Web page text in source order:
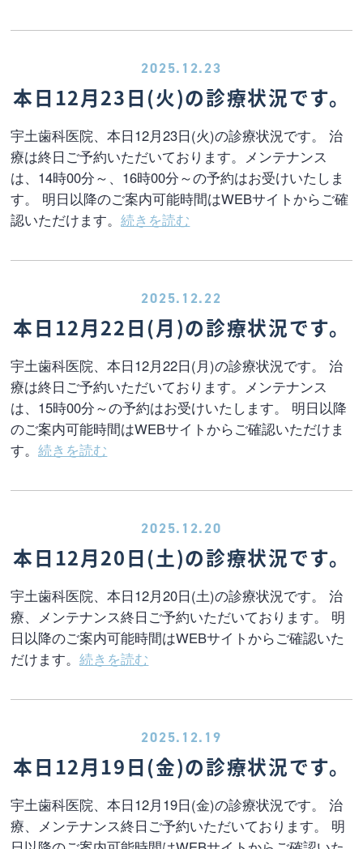
2025.12.23
本日12月23日(火)の診療状況です。
宇土歯科医院、本日12月23日(火)の診療状況です。 治
療は終日ご予約いただいております。メンテナンス
は、14時00分～、16時00分～の予約はお受けいたしま
す。 明日以降のご案内可能時間はWEBサイトからご確
認いただけます。続きを読む
2025.12.22
本日12月22日(月)の診療状況です。
宇土歯科医院、本日12月22日(月)の診療状況です。 治
療は終日ご予約いただいております。メンテナンス
は、15時00分～の予約はお受けいたします。 明日以降
のご案内可能時間はWEBサイトからご確認いただけま
す。続きを読む
2025.12.20
本日12月20日(土)の診療状況です。
宇土歯科医院、本日12月20日(土)の診療状況です。 治
療、メンテナンス終日ご予約いただいております。 明
日以降のご案内可能時間はWEBサイトからご確認いた
だけます。続きを読む
2025.12.19
本日12月19日(金)の診療状況です。
宇土歯科医院、本日12月19日(金)の診療状況です。 治
療、メンテナンス終日ご予約いただいております。 明